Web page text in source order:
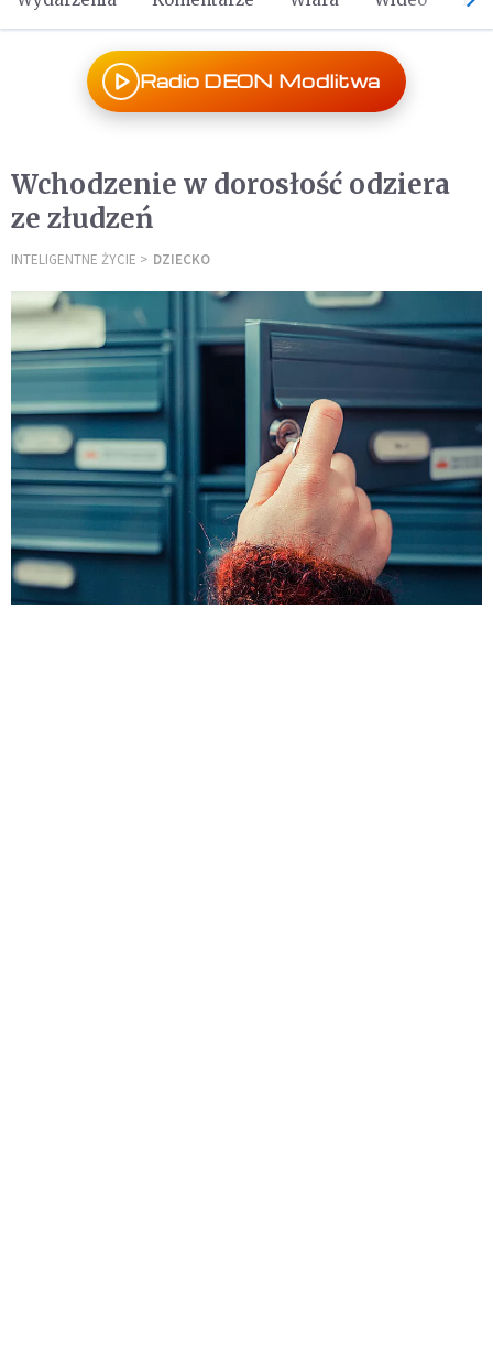
Radio DEON Modlitwa
Wchodzenie w dorosłość odziera
ze złudzeń
INTELIGENTNE ŻYCIE DZIECKO